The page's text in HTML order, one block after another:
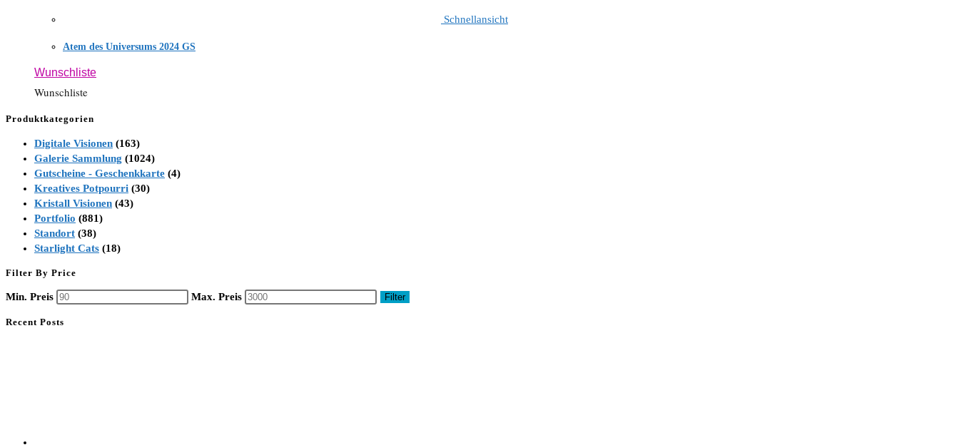
Schnellansicht
Atem des Universums 2024 GS
Wunschliste
Wunschliste
Produktkategorien
Digitale Visionen (163)
Galerie Sammlung (1024)
Gutscheine - Geschenkkarte (4)
Kreatives Potpourri (30)
Kristall Visionen (43)
Portfolio (881)
Standort (38)
Starlight Cats (18)
Filter By Price
Min. Preis Max. Preis Filter
Recent Posts